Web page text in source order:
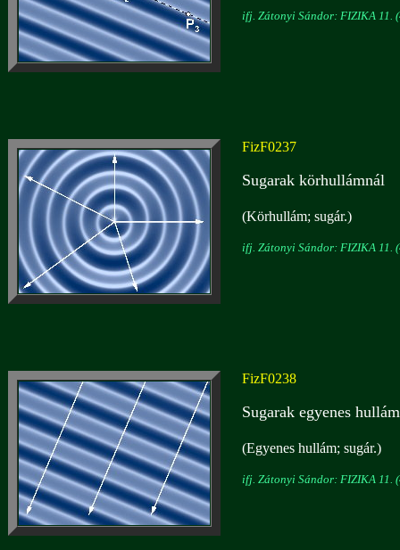
ifj. Zátonyi Sándor: FIZIKA 11.
FizF0237
Sugarak körhullámnál
(Körhullám; sugár.)
ifj. Zátonyi Sándor: FIZIKA 11.
FizF0238
Sugarak egyenes
(Egyenes hullám; sugár.)
ifj. Zátonyi Sándor: FIZIKA 11.